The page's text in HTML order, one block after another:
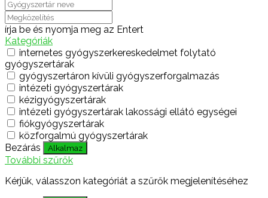
írja be és nyomja meg az Entert
Kategóriák
internetes gyógyszerkereskedelmet folytató
gyógyszertárak
gyógyszertáron kívüli gyógyszerforgalmazás
intézeti gyógyszertárak
kézigyógyszertárak
intézeti gyógyszertárak lakossági ellátó egységei
fiókgyógyszertárak
közforgalmú gyógyszertárak
Bezárás
Alkalmaz
További szűrők
Kérjük, válasszon kategóriát a szűrők megjelenítéséhez